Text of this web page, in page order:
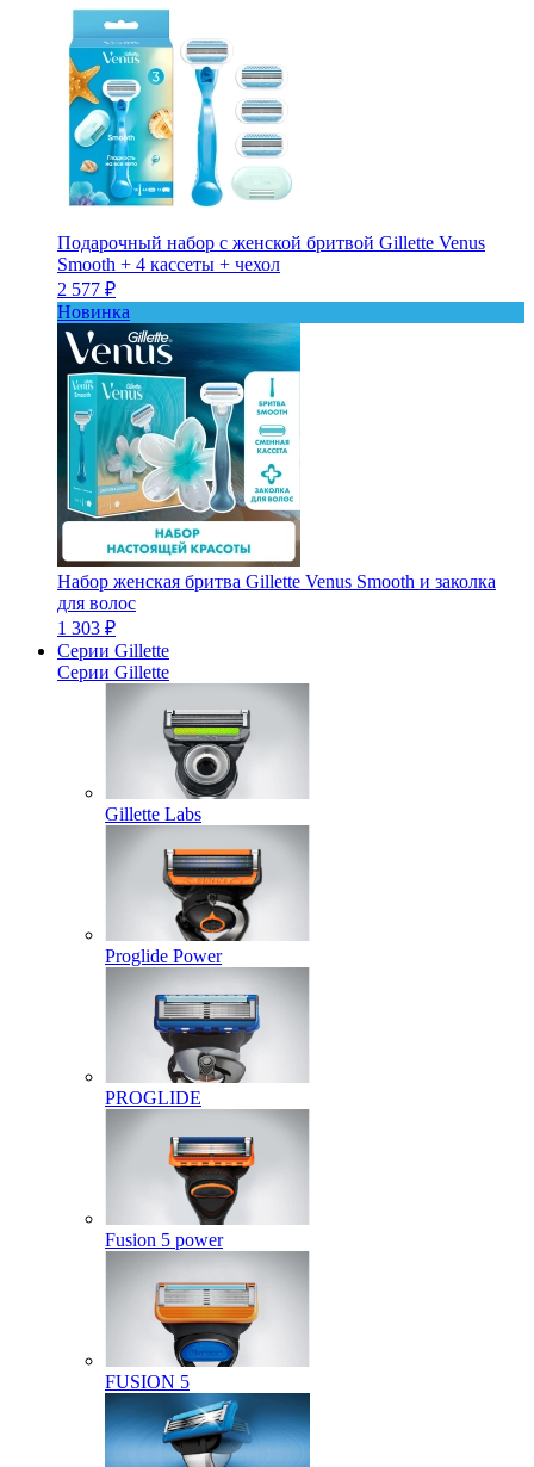
Подарочный набор с женской бритвой Gillette Venus
Smooth + 4 кассеты + чехол
2 577 ₽
Новинка
Набор женская бритва Gillette Venus Smooth и заколка
для волос
1 303 ₽
Серии Gillette
Серии Gillette
Gillette Labs
Proglide Power
PROGLIDE
Fusion 5 power
FUSION 5